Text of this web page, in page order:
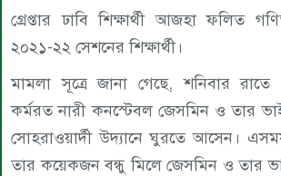
গ্রেপ্তার ঢাবি শিক্ষার্থী আজহা ফলিত
২০২১-২২ সেশনের শিক্ষার্থী।
মামলা সূত্রে জানা গেছে, শনিবার রাতে
কর্মরত নারী কনস্টেবল জেসমিন ও তার
সোহরাওয়ার্দী উদ্যানে ঘুরতে আসেন।
তার কয়েকজন বন্ধু মিলে জেসমিন ও তার ভাইকে উত্ত্যক্ত